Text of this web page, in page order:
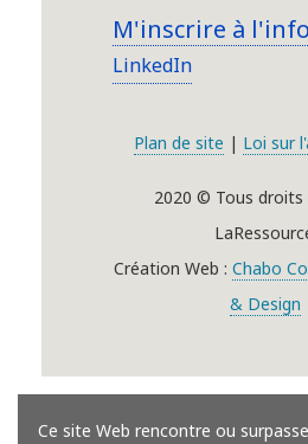
M'inscrire à
LinkedIn
Plan de site | Loi sur
2020 © Tous droits
Création Web : Chabo
& Design
Ce site Web rencontre ou